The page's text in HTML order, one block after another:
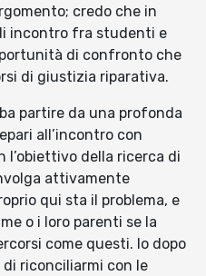
credo che in
incontro fra studenti e
di confronto che
di giustizia riparativa.
partire da una profonda
all’incontro con
l’obiettivo della ricerca di
attivamente
qui sta il problema, e
o i loro parenti se la
come questi. Io dopo
riconciliarmi con le